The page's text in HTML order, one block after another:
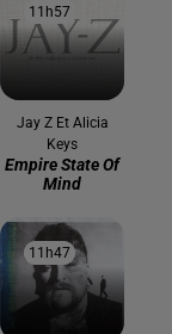
11h57
11h57
Jay Z Et Alicia
Keys
Empire State Of
Mind
11h47
11h47